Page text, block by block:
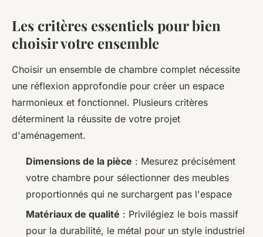
Les critères essentiels pour bien
choisir votre ensemble
Choisir un ensemble de chambre complet nécessite
une réflexion approfondie pour créer un espace
harmonieux et fonctionnel. Plusieurs critères
déterminent la réussite de votre projet
d'aménagement.
Dimensions de la pièce : Mesurez précisément
votre chambre pour sélectionner des meubles
proportionnés qui ne surchargent pas l'espace
Matériaux de qualité : Privilégiez le bois massif
pour la durabilité, le métal pour un style industriel